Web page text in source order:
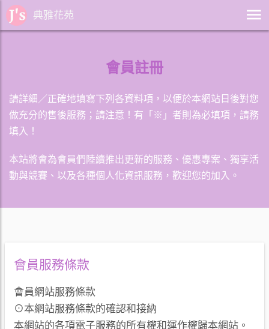
典雅花苑
會員註冊
請詳細／正確地填寫下列各資料項，以便於本網站日後對您
做充分的售後服務；請注意！有「※」者則為必填項，請務
填入！
本站將會為會員們陸續推出更新的服務、優惠專案、獨享活
動與競賽、以及各種個人化資訊服務，歡迎您的加入。
會員服務條款
會員網站服務條款
⊙本網站服務條款的確認和接納
本網站的各項電子服務的所有權和運作權歸本網站。